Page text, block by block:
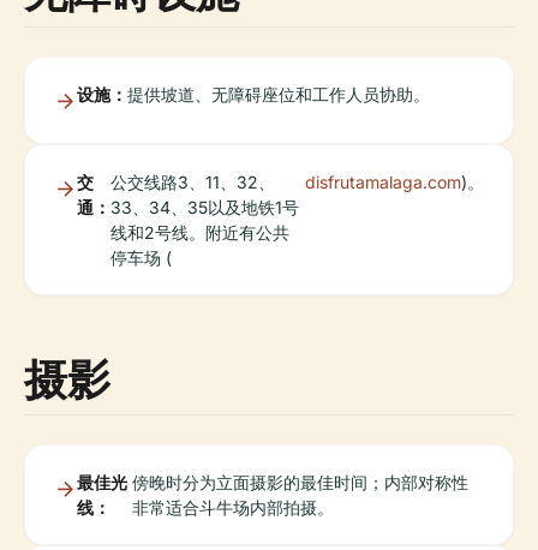
设施： 提供坡道、无障碍座位和工作人员协助。
交
通：
公交线路3、11、32、
33、34、35以及地铁1号
线和2号线。附近有公共
停车场 (
disfrutamalaga.com)。
摄影
最佳光
线：
傍晚时分为立面摄影的最佳时间；内部对称性
非常适合斗牛场内部拍摄。